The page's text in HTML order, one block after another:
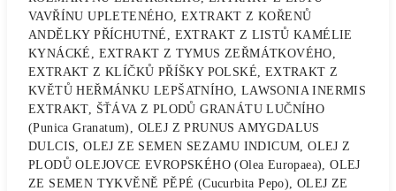
VAVŘÍNU UPLETENÉHO, EXTRAKT Z KOŘENŮ
ANDĚLKY PŘÍCHUTNÉ, EXTRAKT Z LISTŮ KAMÉLIE
KYNÁCKÉ, EXTRAKT Z TYMUS ZEŘMÁTKOVÉHO,
EXTRAKT Z KLÍČKŮ PŘÍŠKY POLSKÉ, EXTRAKT Z
KVĚTŮ HEŘMÁNKU LEPŠATNÍHO, LAWSONIA INERMIS
EXTRAKT, ŠŤÁVA Z PLODŮ GRANÁTU LUČNÍHO
(Punica Granatum), OLEJ Z PRUNUS AMYGDALUS
DULCIS, OLEJ ZE SEMEN SEZAMU INDICUM, OLEJ Z
PLODŮ OLEJOVCE EVROPSKÉHO (Olea Europaea), OLEJ
ZE SEMEN TYKVĚNĚ PĚPÉ (Cucurbita Pepo), OLEJ ZE